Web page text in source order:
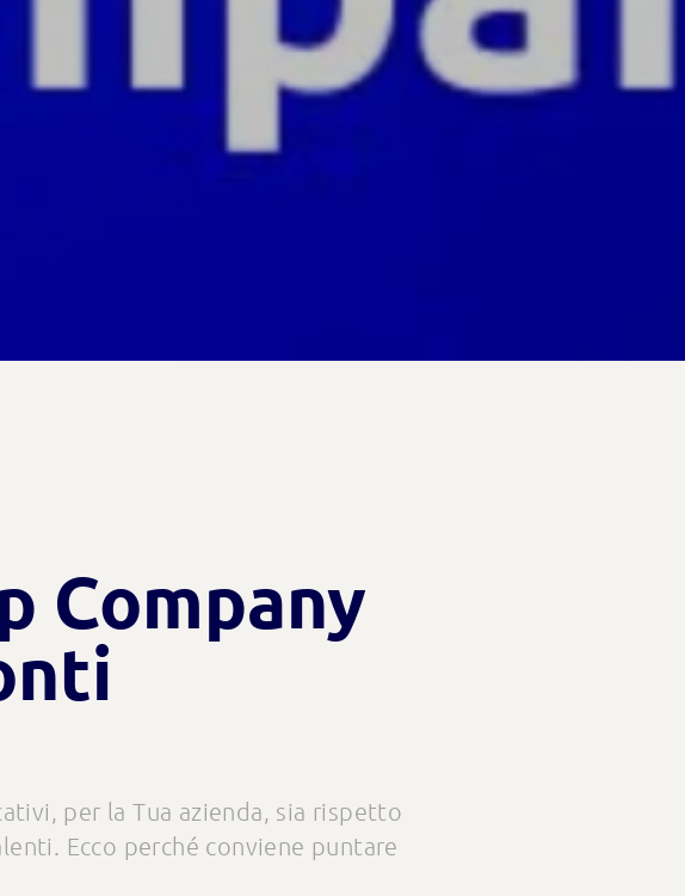
Company
per la Tua azienda, sia rispetto
Ecco perché conviene puntare